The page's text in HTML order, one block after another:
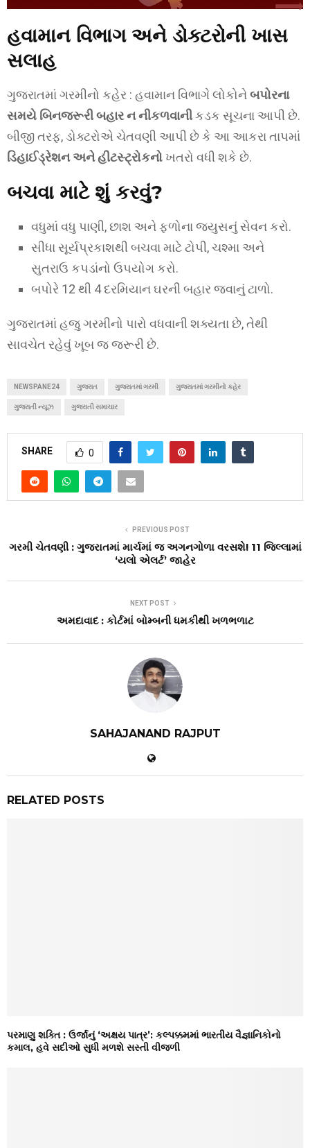
હવામાન વિભાગ અને ડોક્ટરોની ખાસ
સલાહ
ગુજરાતમાં ગરમીનો કહેર : હવામાન વિભાગે લોકોનેબપોરના
સમયે બિનજરૂરી બહાર ન નીકળવાનીકડક સૂચના આપી છે.
બીજી તરફ, ડોક્ટરોએ ચેતવણી આપી છે કે આ આકરા તાપમાં
ડિહાઈડ્રેશન અને હીટસ્ટ્રોકનોખતરો વધી શકે છે.
બચવા માટે શું કરવું?
વધુમાં વધુ પાણી, છાશ અને ફળોના જ્યુસનું સેવન કરો.
સીધા સૂર્યપ્રકાશથી બચવા માટે ટોપી, ચશ્મા અને
સુતરાઉ કપડાંનો ઉપયોગ કરો.
બપોરે 12 થી 4 દરમિયાન ઘરની બહાર જવાનું ટાળો.
ગુજરાતમાં હજુ ગરમીનો પારો વધવાની શક્યતા છે, તેથી
સાવચેત રહેવું ખૂબ જ જરૂરી છે.
NEWSPANE24 ગુજરાત ગુજરાતમાં ગરમી ગુજરાતમાં ગરમીનો કહેર
ગુજરાતી ન્યૂઝ ગુજરાતી સમાચાર
SHARE 0
PREVIOUS POST
ગરમી ચેતવણી : ગુજરાતમાં માર્ચમાં જ અગનગોળા વરસશે! 11 જિલ્લામાં
‘યલો એલર્ટ’ જાહેર
NEXT POST
અમદાવાદ : કોર્ટમાં બોમ્બની ધમકીથી ખળભળાટ
SAHAJANAND RAJPUT
RELATED POSTS
પરમાણુ શક્તિ : ઉર્જાનું ‘અક્ષય પાત્ર’: કલ્પક્કમમાં ભારતીય વૈજ્ઞાનિકોનો
કમાલ, હવે સદીઓ સુધી મળશે સસ્તી વીજળી